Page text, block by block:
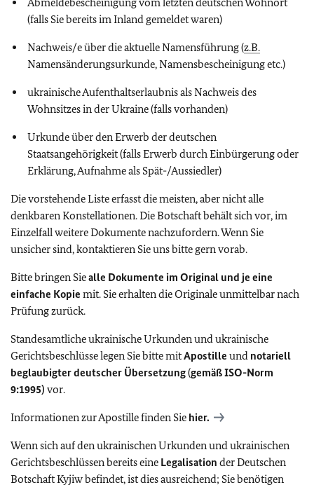
(falls Sie bereits im Inland gemeldet waren)
Nachweis/e über die aktuelle Namensführung (z.B.
Namensänderungsurkunde, Namensbescheinigung etc.)
ukrainische Aufenthaltserlaubnis als Nachweis des
Wohnsitzes in der Ukraine (falls vorhanden)
Urkunde über den Erwerb der deutschen
Staatsangehörigkeit (falls Erwerb durch Einbürgerung oder
Erklärung, Aufnahme als Spät-/Aussiedler)
Die vorstehende Liste erfasst die meisten, aber nicht alle
denkbaren Konstellationen. Die Botschaft behält sich vor, im
Einzelfall weitere Dokumente nachzufordern. Wenn Sie
unsicher sind, kontaktieren Sie uns bitte gern vorab.
Bitte bringen Siealle Dokumente im Original und je eine
einfache Kopie mit. Sie erhalten die Originale unmittelbar nach
Prüfung zurück.
Standesamtliche ukrainische Urkunden und ukrainische
Gerichtsbeschlüsse legen Sie bitte mitApostille und notariell
beglaubigter deutscher Übersetzung(gemäß ISO-Norm
9:1995) vor.
Informationen zur Apostille finden Sie hier.
Wenn sich auf den ukrainischen Urkunden und ukrainischen
Gerichtsbeschlüssen bereits eine Legalisation der Deutschen
Botschaft Kyjiw befindet, ist dies ausreichend; Sie benötigen